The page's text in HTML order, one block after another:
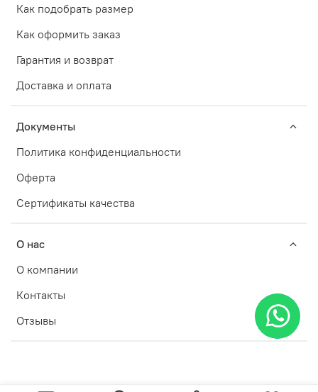
Как подобрать размер
Как оформить заказ
Гарантия и возврат
Доставка и оплата
Документы
Политика конфиденциальности
Оферта
Сертификаты качества
О нас
О компании
Контакты
Отзывы